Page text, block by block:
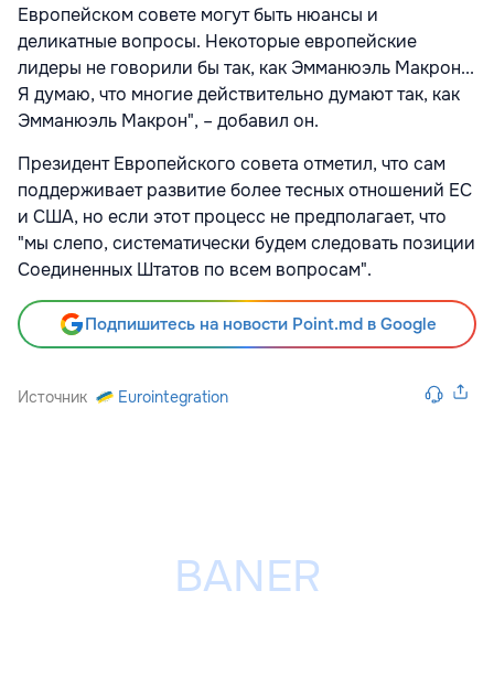
Европейском совете могут быть нюансы и
деликатные вопросы. Некоторые европейские
лидеры не говорили бы так, как Эмманюэль Макрон...
Я думаю, что многие действительно думают так, как
Эмманюэль Макрон", – добавил он.
Президент Европейского совета отметил, что сам
поддерживает развитие более тесных отношений ЕС
и США, но если этот процесс не предполагает, что
"мы слепо, систематически будем следовать позиции
Соединенных Штатов по всем вопросам".
Подпишитесь на новости Point.md в Google
Источник Eurointegration